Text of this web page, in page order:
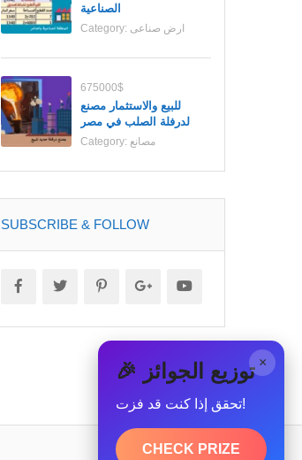
الصناعية
Category: ارض صناعى
675000$
للبيع والاستثمار مصنع
لدرفلة الصلب في مصر
Category: مصانع
SUBSCRIBE & FOLLOW
× 🎉 توزيع الجوائز
تحقق إذا كنت قد فزت!
CHECK PRIZE